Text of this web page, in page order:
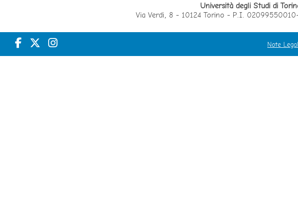
Università degli Studi di
Via Verdi, 8 - 10124 Torino - P.I.
Note